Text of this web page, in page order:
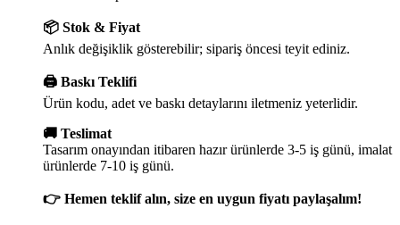
📦 Stok & Fiyat
Anlık değişiklik gösterebilir; sipariş öncesi teyit ediniz.
🖨️ Baskı Teklifi
Ürün kodu, adet ve baskı detaylarını iletmeniz yeterlidir.
🚚 Teslimat
Tasarım onayından itibaren hazır ürünlerde 3-5 iş günü, imalat
ürünlerde 7-10 iş günü.
👉 Hemen teklif alın, size en uygun fiyatı paylaşalım!